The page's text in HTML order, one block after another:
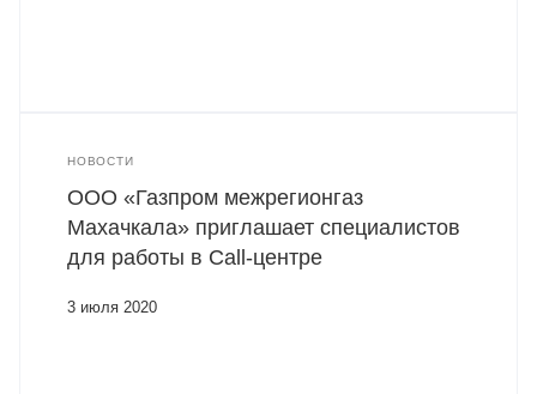
НОВОСТИ
ООО «Газпром межрегионгаз
Махачкала» приглашает специалистов
для работы в Call-центре
3 июля 2020